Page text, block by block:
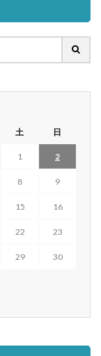
土 日
1 2
8 9
15 16
22 23
29 30